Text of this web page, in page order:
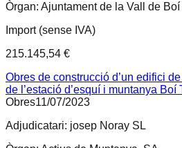
Òrgan: Ajuntament de la Vall de Boí
Import (sense IVA)
215.145,54 €
Obres de construcció d’un edifici
de l’estació d’esquí i muntanya
Obres11/07/2023
Adjudicatari: josep Noray SL